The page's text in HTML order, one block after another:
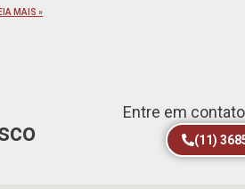
MAIS »
Entre em
(11)